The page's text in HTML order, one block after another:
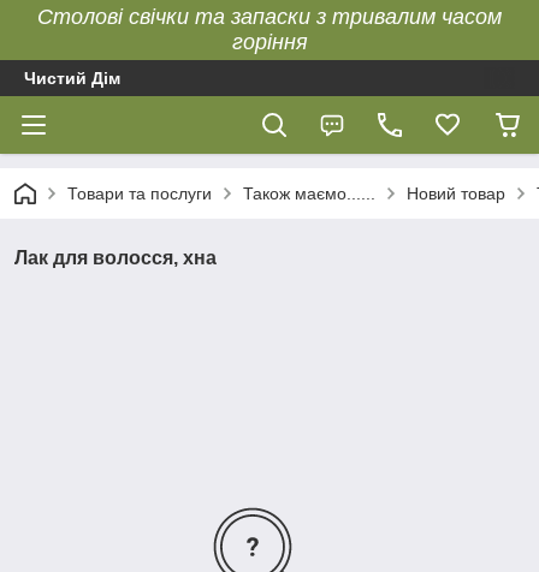
Столові свічки та запаски з тривалим часом
горіння
Чистий Дім
Товари та послуги Також маємо...... Новий товар
Лак для волосся, хна